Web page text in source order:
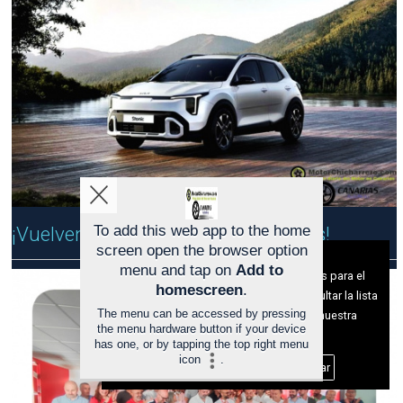
)
,
T
O
M
A
N
O
T
A
,
E
l
5
º
R
a
l
¡Vuelven los 10 Días de Kia Canarias!
Aviso sobre el Uso de cookies:
Utilizamos cookies nuestras y de terceros para el
funcionamiento del digital. Puedes consultar la lista
de cookies y como desconectarlas.Ver nuestra
Política de Privacidad y Cookies
Aceptar Cookies Personalizar
To add this web app to the home
screen open the browser option
menu and tap on Add to
homescreen.
The menu can be accessed by pressing
the menu hardware button if your device
has one, or by tapping the top right menu
icon
.